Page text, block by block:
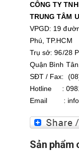
CÔNG TY
TRUNG TÂM
VPGD: 19
Phú, TP.HCM
Trụ sở: 96/28
Quận Bình
SĐT / Fax:
Hotline :
Email :
Sản phẩm